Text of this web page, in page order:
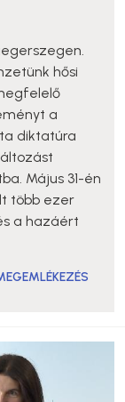
hősi
a
diktatúra
Május 31-én
több ezer
a hazáért